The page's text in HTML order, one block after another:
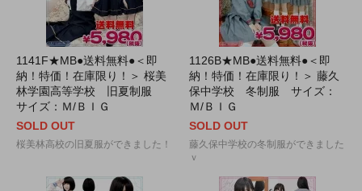
1141F★MB●送料無料●＜即
納！特価！在庫限り！＞ 桜美
林学園高等学校 旧夏制服
サイズ：Ｍ/ＢＩＧ
SOLD OUT
桜美林高校の旧夏服ができました！
1126B★MB●送料無料●＜即
納！特価！在庫限り！＞ 藤久
保中学校 冬制服 サイズ：
Ｍ/ＢＩＧ
SOLD OUT
藤久保中学校の冬制服ができました
ｖ